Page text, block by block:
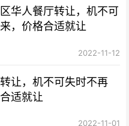
华人餐厅转让，机不可
，价格合适就让
2022-11-12
让，机不可失时不再
适就让
2022-11-01